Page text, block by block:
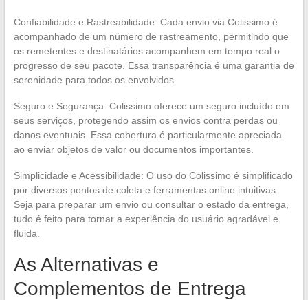
Confiabilidade e Rastreabilidade: Cada envio via Colissimo é
acompanhado de um número de rastreamento, permitindo que
os remetentes e destinatários acompanhem em tempo real o
progresso de seu pacote. Essa transparência é uma garantia de
serenidade para todos os envolvidos.
Seguro e Segurança: Colissimo oferece um seguro incluído em
seus serviços, protegendo assim os envios contra perdas ou
danos eventuais. Essa cobertura é particularmente apreciada
ao enviar objetos de valor ou documentos importantes.
Simplicidade e Acessibilidade: O uso do Colissimo é simplificado
por diversos pontos de coleta e ferramentas online intuitivas.
Seja para preparar um envio ou consultar o estado da entrega,
tudo é feito para tornar a experiência do usuário agradável e
fluida.
As Alternativas e
Complementos de Entrega